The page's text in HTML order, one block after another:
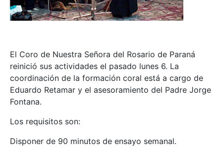
El Coro de Nuestra Señora del Rosario de Paraná
reinició sus actividades el pasado lunes 6. La
coordinación de la formación coral está a cargo de
Eduardo Retamar y el asesoramiento del Padre Jorge
Fontana.
Los requisitos son:
Disponer de 90 minutos de ensayo semanal.